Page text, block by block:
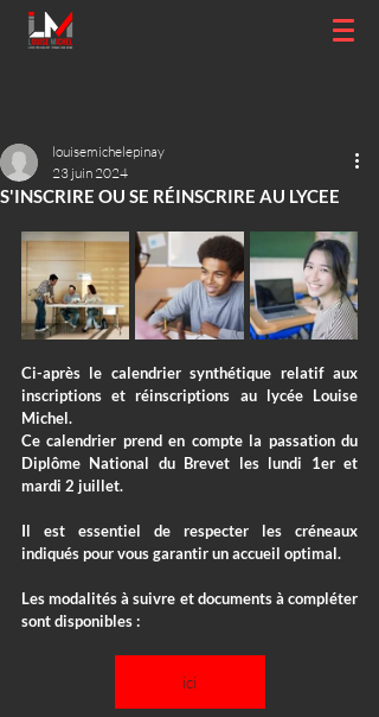
S'INSCRIRE OU SE RÉINSCRIRE AU LYCEE
louisemichelepinay
23 juin 2024
Ci-après le calendrier synthétique relatif aux
inscriptions et réinscriptions au lycée Louise
Michel.
Ce calendrier prend en compte la passation du
Diplôme National du Brevet les lundi 1er et
mardi 2 juillet.
Il est essentiel de respecter les créneaux
indiqués pour vous garantir un accueil optimal.
Les modalités à suivre et documents à compléter
sont disponibles :
ici